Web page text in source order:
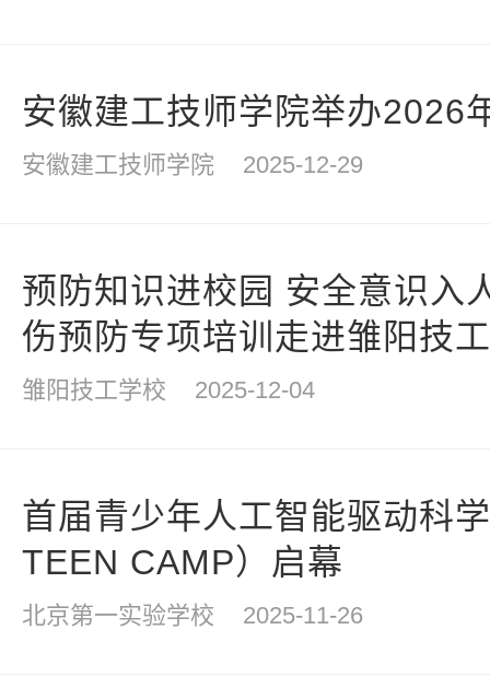
安徽建工技师学院举办2026
安徽建工技师学院 2025-12-29
预防知识进校园 安全意识
伤预防专项培训走进雏阳技
雏阳技工学校 2025-12-04
首届青少年人工智能驱动科
TEEN CAMP）启幕
北京第一实验学校 2025-11-26